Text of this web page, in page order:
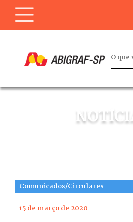
Comunicados/Circulares
15 de março de 2020